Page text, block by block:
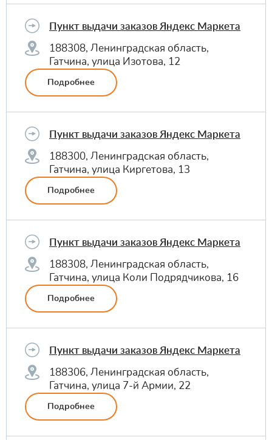
Пункт выдачи заказов Яндекс Маркета
188308, Ленинградская область,
Гатчина, улица Изотова, 12
Подробнее
Пункт выдачи заказов Яндекс Маркета
188300, Ленинградская область,
Гатчина, улица Киргетова, 13
Подробнее
Пункт выдачи заказов Яндекс Маркета
188308, Ленинградская область,
Гатчина, улица Коли Подрядчикова, 16
Подробнее
Пункт выдачи заказов Яндекс Маркета
188306, Ленинградская область,
Гатчина, улица 7-й Армии, 22
Подробнее